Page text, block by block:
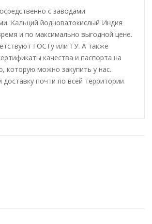
с заводами
Кальций йодноватокислый Индия
и по максимально выгодной цене.
ГОСТу или ТУ. А также
качества и паспорта на
которую можно закупить у нас.
почти по всей территории